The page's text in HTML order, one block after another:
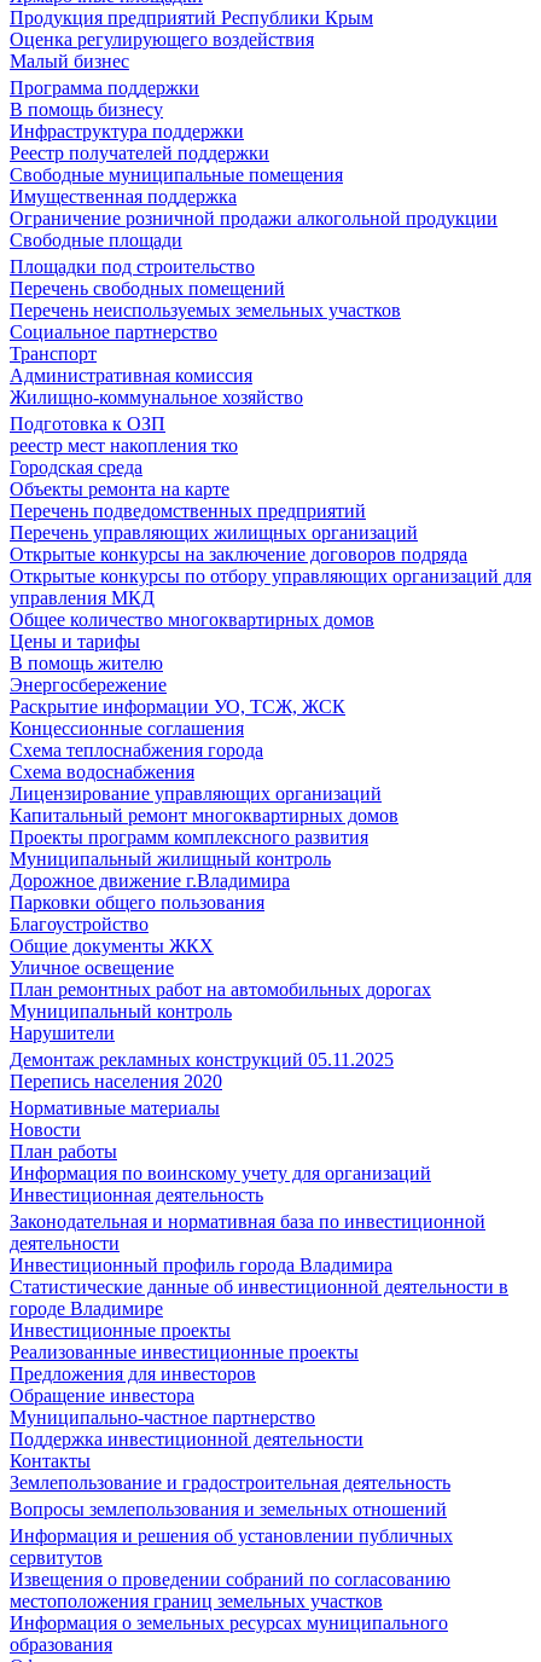
Продукция предприятий Республики Крым
Оценка регулирующего воздействия
Малый бизнес
Программа поддержки
В помощь бизнесу
Инфраструктура поддержки
Реестр получателей поддержки
Свободные муниципальные помещения
Имущественная поддержка
Ограничение розничной продажи алкогольной продукции
Свободные площади
Площадки под строительство
Перечень свободных помещений
Перечень неиспользуемых земельных участков
Социальное партнерство
Транспорт
Административная комиссия
Жилищно-коммунальное хозяйство
Подготовка к ОЗП
реестр мест накопления тко
Городская среда
Объекты ремонта на карте
Перечень подведомственных предприятий
Перечень управляющих жилищных организаций
Открытые конкурсы на заключение договоров подряда
Открытые конкурсы по отбору управляющих организаций для
управления МКД
Общее количество многоквартирных домов
Цены и тарифы
В помощь жителю
Энергосбережение
Раскрытие информации УО, ТСЖ, ЖСК
Концессионные соглашения
Схема теплоснабжения города
Схема водоснабжения
Лицензирование управляющих организаций
Капитальный ремонт многоквартирных домов
Проекты программ комплексного развития
Муниципальный жилищный контроль
Дорожное движение г.Владимира
Парковки общего пользования
Благоустройство
Общие документы ЖКХ
Уличное освещение
План ремонтных работ на автомобильных дорогах
Муниципальный контроль
Нарушители
Демонтаж рекламных конструкций 05.11.2025
Перепись населения 2020
Нормативные материалы
Новости
План работы
Информация по воинскому учету для организаций
Инвестиционная деятельность
Законодательная и нормативная база по инвестиционной
деятельности
Инвестиционный профиль города Владимира
Статистические данные об инвестиционной деятельности в
городе Владимире
Инвестиционные проекты
Реализованные инвестиционные проекты
Предложения для инвесторов
Обращение инвестора
Муниципально-частное партнерство
Поддержка инвестиционной деятельности
Контакты
Землепользование и градостроительная деятельность
Вопросы землепользования и земельных отношений
Информация и решения об установлении публичных
сервитутов
Извещения о проведении собраний по согласованию
местоположения границ земельных участков
Информация о земельных ресурсах муниципального
образования